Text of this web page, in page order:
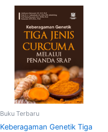
Buku Terbaru
Keberagaman Genetik Tiga